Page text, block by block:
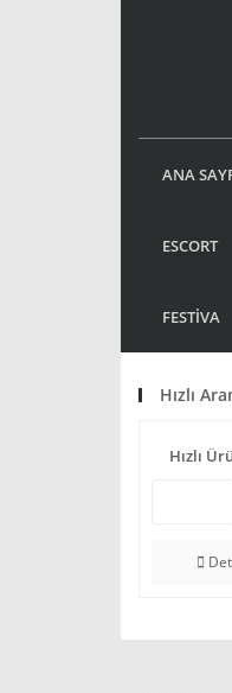
ANA
ESCORT
FESTİVA
Hızlı
Hızlı